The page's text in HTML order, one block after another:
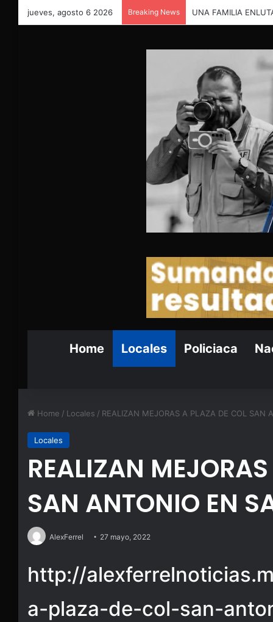
jueves, agosto 6 2026 Breaking News UNA FAMILIA
Home Locales Policiaca
Home / Locales / REALIZAN MEJORAS A PLAZA DE COL SAN
Locales
REALIZAN
SAN ANTONIO EN
AlexFerrel 27 mayo, 2022
http://
a-plaza-de-col-san-